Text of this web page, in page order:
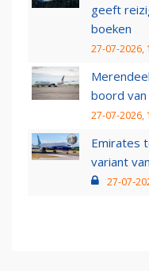
geeft
boeken
27-07-2026,
boord van
27-07-2026,
Emirates
variant
27-07-